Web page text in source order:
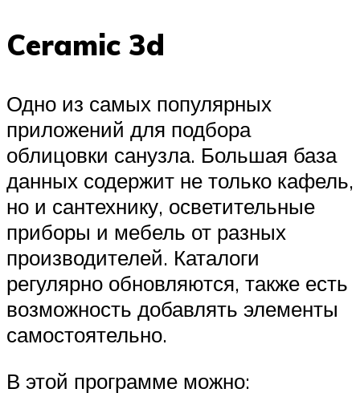
Ceramic 3d
Одно из самых популярных
приложений для подбора
облицовки санузла. Большая база
данных содержит не только кафель,
но и сантехнику, осветительные
приборы и мебель от разных
производителей. Каталоги
регулярно обновляются, также есть
возможность добавлять элементы
самостоятельно.
В этой программе можно: